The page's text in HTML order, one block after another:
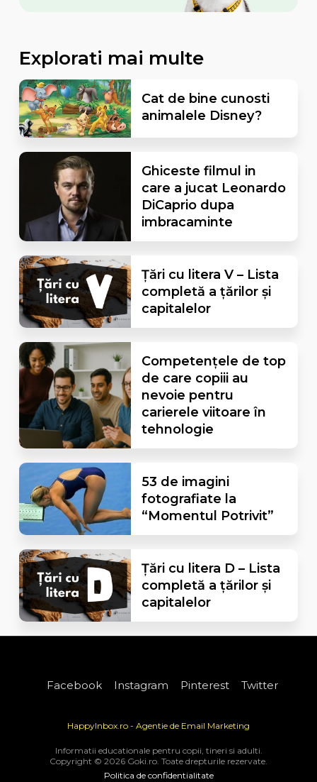
Explorati mai multe
Cat de bine cunosti
animalele Disney?
Ghiceste filmul in
care a jucat Leonardo
DiCaprio dupa
imbracaminte
Țări cu litera V – Lista
completă a țărilor și
capitalelor
Competențele de top
de care copiii au
nevoie pentru
carierele viitoare în
tehnologie
53 de imagini
fotografiate la
“Momentul Potrivit”
Țări cu litera D – Lista
completă a țărilor și
capitalelor
Facebook Instagram Pinterest Twitter
HappyInbox.ro - Agentie de Email Marketing
Informatii educationale pentru copii, tineri si adulti.
Copyright © 2026 Goki.ro. Toate drepturile rezervate.
Politica de confidentialitate